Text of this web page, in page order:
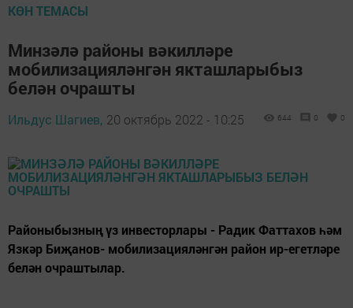
КӨН ТЕМАСЫ
Минзәлә районы вәкилләре
мобилизацияләнгән якташларыбыз
белән очрашты
Ильдус Шагиев, 20 октябрь 2022 - 10:25 644 0 0
Районыбызның үз инвесторлары - Радик Фаттахов һәм
Язкәр Биҗанов- мобилизацияләнгән район ир-егетләре
белән очраштылар.